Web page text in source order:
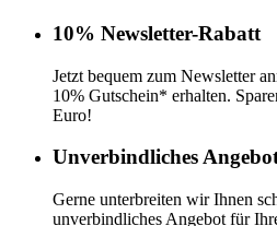
10% Newsletter-Rabatt
Jetzt bequem zum Newsletter
10% Gutschein* erhalten.
Euro!
Unverbindliches
Gerne unterbreiten wir Ihnen
unverbindliches Angebot für